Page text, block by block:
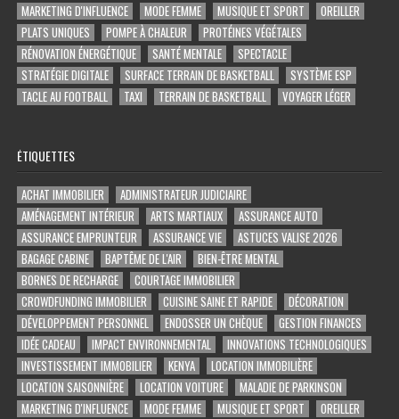
MARKETING D'INFLUENCE
MODE FEMME MUSIQUE ET SPORT
OREILLER
PLATS UNIQUES
POMPE À CHALEUR
PROTÉINES VÉGÉTALES
RÉNOVATION ÉNERGÉTIQUE
SANTÉ MENTALE
SPECTACLE
STRATÉGIE DIGITALE
SURFACE TERRAIN DE BASKETBALL
SYSTÈME ESP
TACLE AU FOOTBALL
TAXI TERRAIN DE BASKETBALL VOYAGER LÉGER
ÉTIQUETTES
ACHAT IMMOBILIER
ADMINISTRATEUR JUDICIAIRE
AMÉNAGEMENT INTÉRIEUR
ARTS MARTIAUX
ASSURANCE AUTO
ASSURANCE EMPRUNTEUR
ASSURANCE VIE
ASTUCES VALISE 2026
BAGAGE CABINE
BAPTÊME DE L'AIR
BIEN-ÊTRE MENTAL
BORNES DE RECHARGE
COURTAGE IMMOBILIER
CROWDFUNDING IMMOBILIER
CUISINE SAINE ET RAPIDE
DÉCORATION
DÉVELOPPEMENT PERSONNEL
ENDOSSER UN CHÈQUE
GESTION FINANCES
IDÉE CADEAU
IMPACT ENVIRONNEMENTAL
INNOVATIONS TECHNOLOGIQUES
INVESTISSEMENT IMMOBILIER
KENYA
LOCATION IMMOBILIÈRE
LOCATION SAISONNIÈRE
LOCATION VOITURE
MALADIE DE PARKINSON
MARKETING D'INFLUENCE
MODE FEMME MUSIQUE ET SPORT
OREILLER